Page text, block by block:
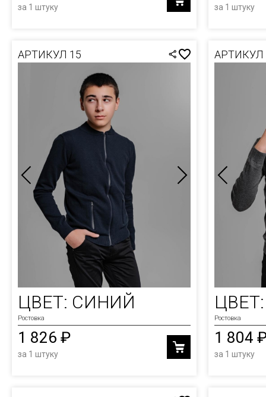
за 1 штуку за 1 штуку
АРТИКУЛ 15
ЦВЕТ: СИНИЙ
Ростовка
1 826 ₽
за 1 штуку
АРТИКУЛ
Ростовка
1 804
за 1 штуку